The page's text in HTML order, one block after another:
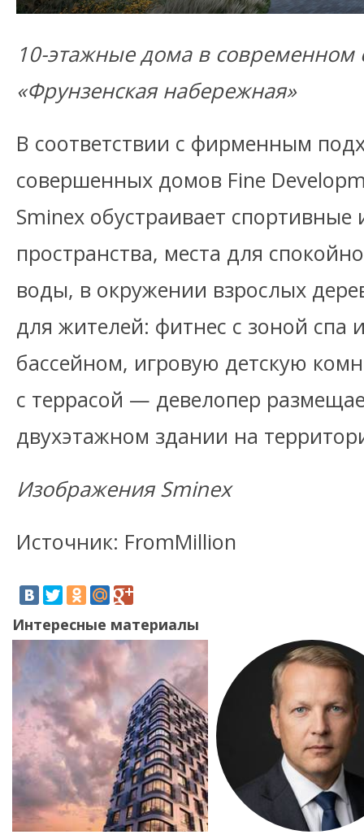
10-этажные дома в современном
«Фрунзенская набережная»
В соответствии с фирменным
совершенных домов Fine
Sminex обустраивает
пространства, места для
воды, в окружении взрослых
для жителей: фитнес с зоной спа
бассейном, игровую детскую
с террасой — девелопер
двухэтажном здании на
Изображения Sminex
Источник: FromMillion
Интересные материалы